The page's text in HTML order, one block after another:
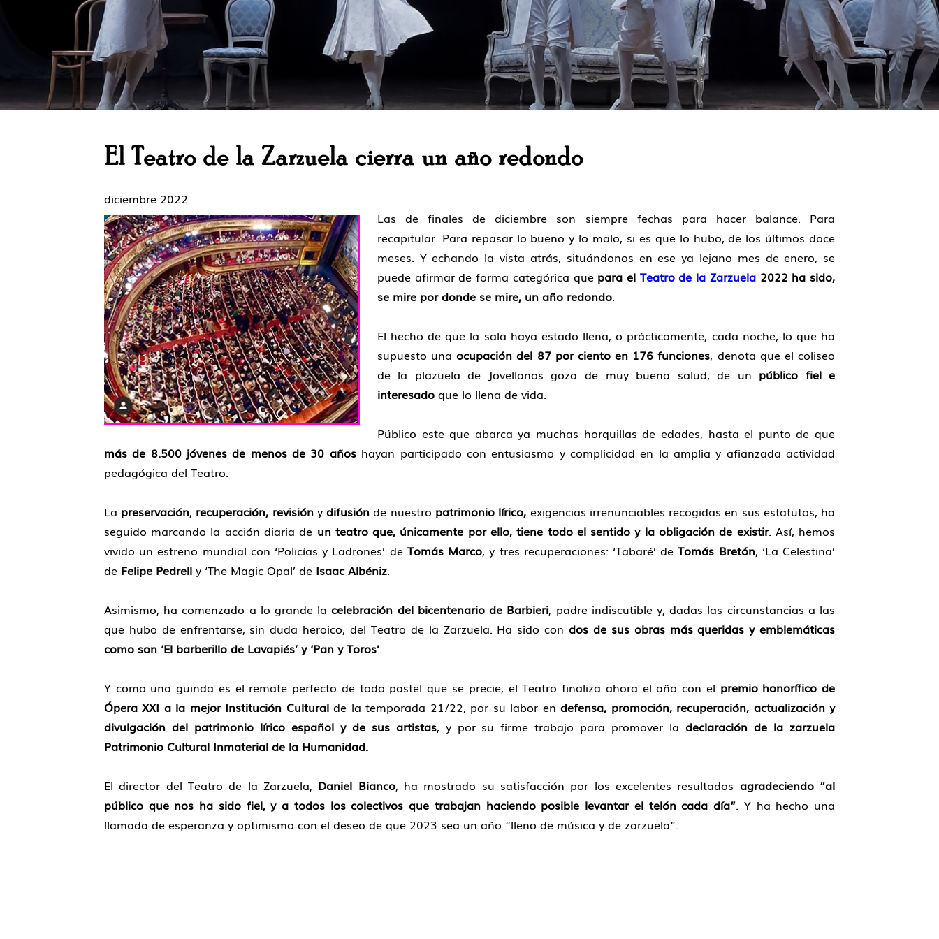
El Teatro de la Zarzuela cierra un año redondo
diciembre 2022
Las de finales de diciembre son siempre fechas para hacer balance. Para
recapitular. Para repasar lo bueno y lo malo, si es que lo hubo, de los últimos doce
meses. Y echando la vista atrás, situándonos en ese ya lejano mes de enero, se
puede afirmar de forma categórica que para el Teatro de la Zarzuela2022 ha sido,
se mire por donde se mire, un año redondo.
El hecho de que la sala haya estado llena, o prácticamente, cada noche, lo que ha
supuesto unaocupación del 87 por ciento en 176 funciones, denota que el coliseo
de la plazuela de Jovellanos goza de muy buena salud; de un público fiel e
interesadoque lo llena de vida.
Público este que abarca ya muchas horquillas de edades, hasta el punto de que
más de 8.500 jóvenes de menos de 30 añoshayan participado con entusiasmo y complicidad en la amplia y afianzada actividad
pedagógica del Teatro.
La preservación, recuperación, revisiónydifusión de nuestro patrimonio lírico, exigencias irrenunciables recogidas en sus estatutos, ha
seguido marcando la acción diaria de un teatro que, únicamente por ello, tiene todo el sentido y la obligación de existir. Así, hemos
vivido un estreno mundial con ‘Policías y Ladrones’ de Tomás Marco, y tres recuperaciones: ‘Tabaré’ deTomás Bretón, ‘La Celestina’
de Felipe Pedrelly ‘The Magic Opal’ de Isaac Albéniz.
Asimismo, ha comenzado a lo grande lacelebración del bicentenario de Barbieri, padre indiscutible y, dadas las circunstancias a las
que hubo de enfrentarse, sin duda heroico, del Teatro de la Zarzuela. Ha sido con dos de sus obras más queridas y emblemáticas
como son ‘El barberillo de Lavapiés’ y ‘Pan y Toros’.
Y como una guinda es el remate perfecto de todo pastel que se precie, el Teatro finaliza ahora el año con el premio honorífico de
Ópera XXI a la mejor Institución Culturalde la temporada 21/22, por su labor endefensa, promoción, recuperación, actualización y
divulgación del patrimonio lírico español y de sus artistas, y por su firme trabajo para promover ladeclaración de la zarzuela
Patrimonio Cultural Inmaterial de la Humanidad.
El director del Teatro de la Zarzuela, Daniel Bianco, ha mostrado su satisfacción por los excelentes resultados agradeciendo “al
público que nos ha sido fiel, y a todos los colectivos que trabajan haciendo posible levantar el telón cada día”. Y ha hecho una
llamada de esperanza y optimismo con el deseo de que 2023 sea un año “lleno de música y de zarzuela”.